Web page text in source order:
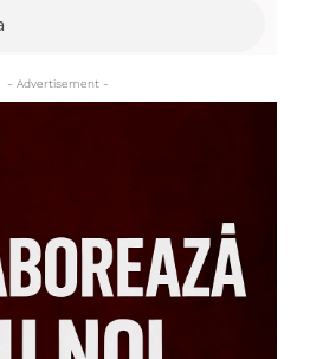
- Advertisement -